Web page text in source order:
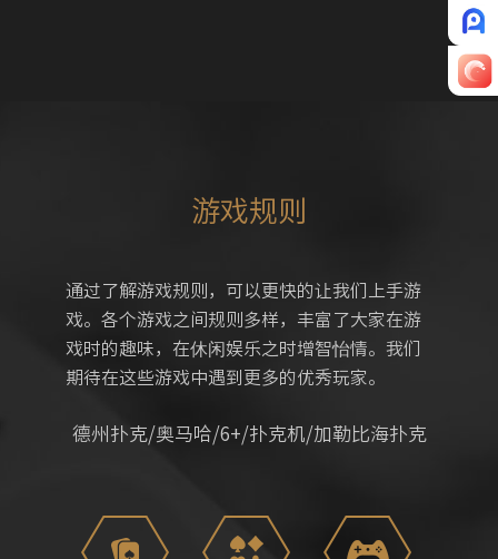
游戏规则
通过了解游戏规则，可以更快的让我们上手游
戏。各个游戏之间规则多样，丰富了大家在游
戏时的趣味，在休闲娱乐之时增智怡情。我们
期待在这些游戏中遇到更多的优秀玩家。
德州扑克/奥马哈/6+/扑克机/加勒比海扑克